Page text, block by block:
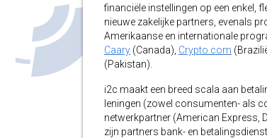
financiële instellingen op een enkel,
nieuwe zakelijke partners, evenals
Amerikaanse en internationale
Caary (Canada), Crypto.com
(Pakistan).
i2c maakt een breed scala aan
leningen (zowel consumenten- als
netwerkpartner (American Express,
zijn partners bank- en